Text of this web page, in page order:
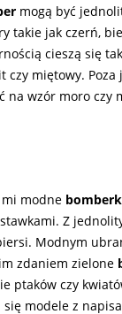
mogą być
takie jak czerń,
cieszą się
czy miętowy.
na wzór moro czy
mi modne
Z
Modnym
zdaniem zielone
ptaków czy
modele z